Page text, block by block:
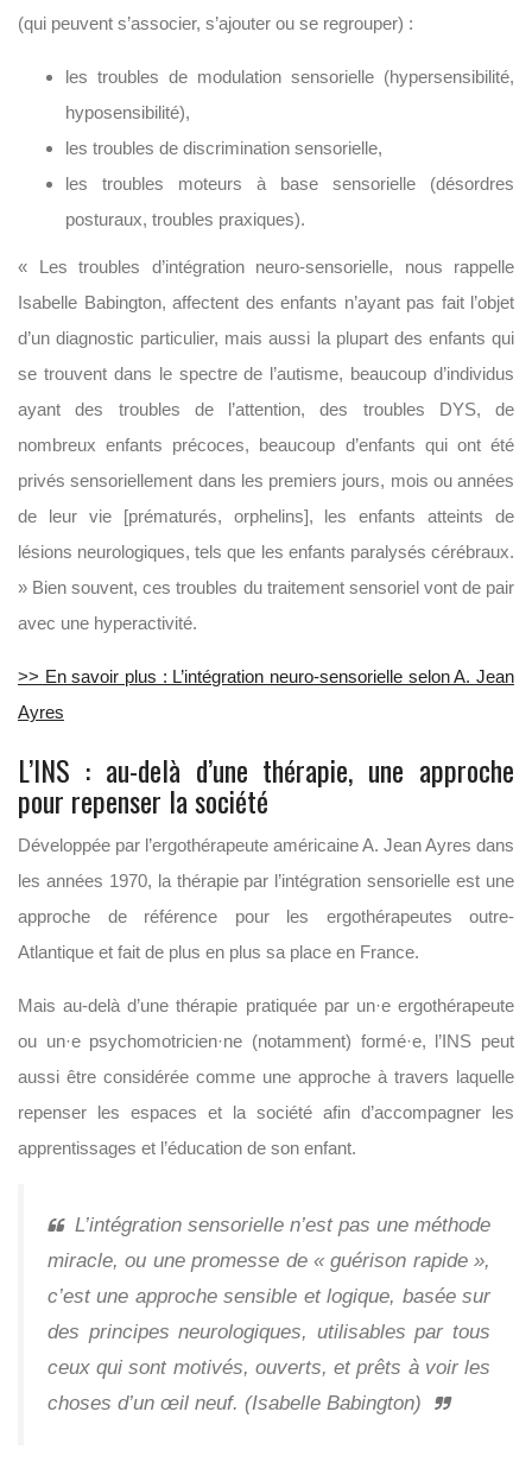
(qui peuvent s’associer, s’ajouter ou se regrouper) :
les troubles de modulation sensorielle (hypersensibilité,
hyposensibilité),
les troubles de discrimination sensorielle,
les troubles moteurs à base sensorielle (désordres
posturaux, troubles praxiques).
« Les troubles d’intégration neuro-sensorielle, nous rappelle
Isabelle Babington, affectent des enfants n’ayant pas fait l’objet
d’un diagnostic particulier, mais aussi la plupart des enfants qui
se trouvent dans le spectre de l’autisme, beaucoup d’individus
ayant des troubles de l’attention, des troubles DYS, de
nombreux enfants précoces, beaucoup d’enfants qui ont été
privés sensoriellement dans les premiers jours, mois ou années
de leur vie [prématurés, orphelins], les enfants atteints de
lésions neurologiques, tels que les enfants paralysés cérébraux.
» Bien souvent, ces troubles du traitement sensoriel vont de pair
avec une hyperactivité.
>> En savoir plus : L’intégration neuro-sensorielle selon A. Jean
Ayres
L’INS : au-delà d’une thérapie, une approche
pour repenser la société
Développée par l’ergothérapeute américaine A. Jean Ayres dans
les années 1970, la thérapie par l’intégration sensorielle est une
approche de référence pour les ergothérapeutes outre-
Atlantique et fait de plus en plus sa place en France.
Mais au-delà d’une thérapie pratiquée par un·e ergothérapeute
ou un·e psychomotricien·ne (notamment) formé·e, l’INS peut
aussi être considérée comme une approche à travers laquelle
repenser les espaces et la société afin d’accompagner les
apprentissages et l’éducation de son enfant.
L’intégration sensorielle n’est pas une méthode
miracle, ou une promesse de « guérison rapide »,
c’est une approche sensible et logique, basée sur
des principes neurologiques, utilisables par tous
ceux qui sont motivés, ouverts, et prêts à voir les
choses d’un œil neuf. (Isabelle Babington)